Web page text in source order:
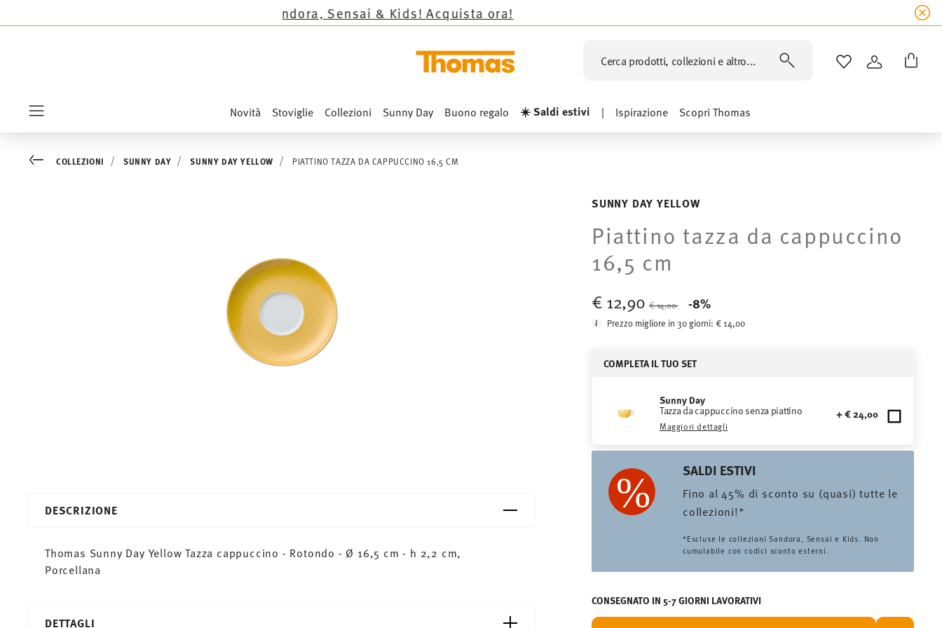
Thomas tranne le novità Sandora, Sensai & Kids!Acquista ora!
Cerca prodotti, collezioni e altro... LISTA DESIDERI
ACCEDI
Novità Stoviglie Collezioni Sunny Day Buono regalo ☀️ Saldi estivi | Ispirazione Scopri Thomas
SUNNY DAY YELLOW
Piattino tazza da cappuccino
16,5 cm
€ 12,90€ 14,00
-8%
Prezzo migliore in 30 giorni:€ 14,00
COMPLETA IL TUO SET
Sunny Day
Tazza da cappuccino senza piattino
Maggiori dettagli
+ € 24,00
SALDI ESTIVI
Fino al 45% di sconto su (quasi) tutte le
collezioni!*
*Escluse le collezioni Sandora, Sensai e Kids. Non
cumulabile con codici sconto esterni.
CONSEGNATO IN 5-7 GIORNI LAVORATIVI
Go backCOLLEZIONI SUNNY DAY SUNNY DAY YELLOW PIATTINO TAZZA DA CAPPUCCINO 16,5 CM
DESCRIZIONE
Thomas Sunny Day Yellow Tazza cappuccino - Rotondo - Ø 16,5 cm - h 2,2 cm,
Porcellana
DETTAGLI